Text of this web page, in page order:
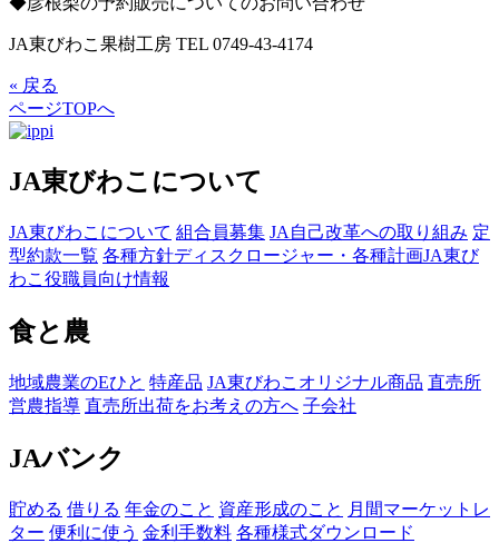
JA東びわこ果樹工房 TEL 0749-43-4174
« 戻る
ページTOPへ
JA東びわこについて
JA東びわこについて 組合員募集 JA自己改革への取り組み 定
型約款一覧 各種方針ディスクロージャー・各種計画JA東び
わこ役職員向け情報
食と農
地域農業のEひと 特産品 JA東びわこオリジナル商品 直売所
営農指導 直売所出荷をお考えの方へ 子会社
JAバンク
貯める 借りる 年金のこと 資産形成のこと 月間マーケットレ
ター 便利に使う 金利手数料 各種様式ダウンロード